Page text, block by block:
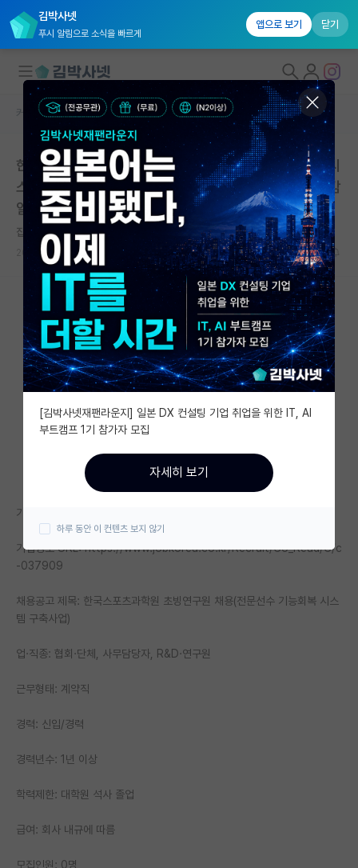
김박사넷
푸시 알림으로 소식을 빠르게
앱으로 보기 닫기
대학원생 모집
국내대학원 정보
연구실&오픈랩
커뮤니티
커뮤니티 홈
전체글보기
베스트 게시판
IF 명예의전당
자유 게시판(아무개랩)
미국 유학 게시판
미국 대학원 합격 후기 게시판
대학원생 모집 게시판
연구실(PI) 홍보 게시판
임용 정보 게시판
학부 인턴 게시판
반도체/AI 게시판
커뮤니티 홈 석박사 채용 정보 게시판
한국스포츠과학원 초빙연구원 채용(전문선수 기능회복 시
스템 구축사업) | 서울올림픽기념국민체육진흥공단 | 마감
일: 2026년 06월 15일
잡코리아
2026.06.03 0
기업명: 서울올림픽기념국민체육진흥공단
기업정보 URL: https://www.jobkorea.co.kr/Recruit/Co_Read/C/c
-037909
채용공고 제목: 한국스포츠과학원 초빙연구원 채용(전문선수 기능회복 시스
템 구축사업)
업·직종: 협회·단체, 사무담당자, R&D·연구원
근무형태: 계약직
경력: 신입/경력
경력년수: 1년 이상
학력제한: 대학원 석사 졸업
급여: 회사 내규에 따름
모집인원: 0명
[김박사넷재팬라운지] 일본 DX 컨설팅 기업 취업을 위한 IT, AI
부트캠프 1기 참가자 모집
자세히 보기
하루 동안 이 컨텐츠 보지 않기